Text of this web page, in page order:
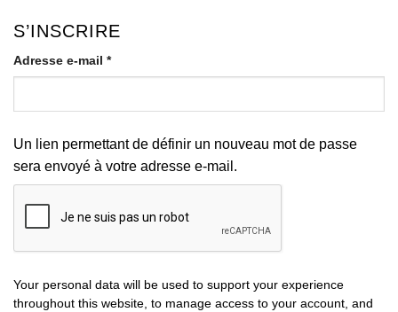
S’INSCRIRE
Adresse e-mail *Obligatoire
Un lien permettant de définir un nouveau mot de passe
sera envoyé à votre adresse e-mail.
Your personal data will be used to support your experience
throughout this website, to manage access to your account, and